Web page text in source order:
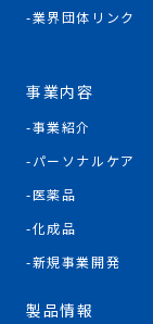
業界団体リンク
事業内容
事業紹介
パーソナルケア
医薬品
化成品
新規事業開発
製品情報